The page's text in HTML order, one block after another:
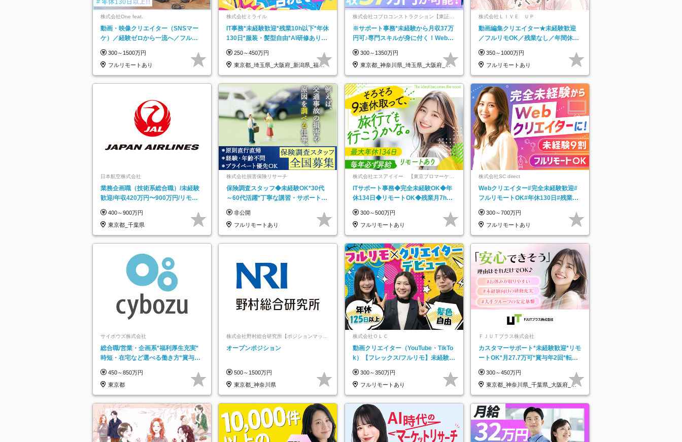
株式会社One feat.
動画・映像クリエイター（SNSマー
ケ）／経験ゼロから一流へ／フルリ
日以上
300～1500万円
フルリモートあり
株式会社ミライル
IT事務*未経験歓迎*残業10h以下*年休
130日*服装・髪型自由*AI研修あり*
250～450万円
東京都_埼玉県_大阪府_新潟県_福岡
県
株式会社コプロコンストラクション【東証プ
ライム上場コプロ・ホールディングス子会
社】
※サポート事務*未経験から月収37万
円可♪専門スキルが身に付く！Web面
300～1350万円
東京都_神奈川県_埼玉県_大阪府_愛
知県…
株式会社ＬＩＶＥ ＵＰ
動画編集クリエイター★未経験歓迎
／フルリモOK／残業なし／年間休日
実で安心
350～1000万円
フルリモートあり
日本航空株式会社
業務企画職（技術系総合職）/未経験
歓迎/年収420万円〜900万円/リモー
400～900万円
東京都_千葉県
株式会社損害保険リサーチ
保険調査スタッフ◆未経験OK*30代
～60代活躍*丁寧な講習・サポートあ
託
非公開
フルリモートあり
株式会社エスアイイー 【東京プロマーケッ
ITサポート事務◆完全未経験OK◆年
休134日◆リモートOK◆残業月7h以
300～500万円
フルリモートあり
株式会社SC direct
Webクリエイター#完全未経験歓迎#
フルリモートOK#年休130日#残業月
300～700万円
フルリモートあり
サイボウズ株式会社
総合職/営業・企画系*福利厚生充実*
時短・在宅など選べる働き方*賞与年
450～850万円
東京都
株式会社野村総合研究所【ポジションマッチ
オープンポジション
500～1500万円
東京都_神奈川県
株式会社ＯＬＣ
動画クリエイター（YouTube・TikTo
k）【フレックス/フルリモ】未経験O
300～350万円
フルリモートあり
ＦＪＵＴプラス株式会社
カスタマーサポート*未経験歓迎*リモ
ートOK*月27.7万可*賞与年2回*転勤
300～450万円
東京都_神奈川県_千葉県_大阪府_愛
知県…